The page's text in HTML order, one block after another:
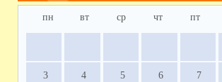
пн вт ср чт пт
3 4 5 6 7